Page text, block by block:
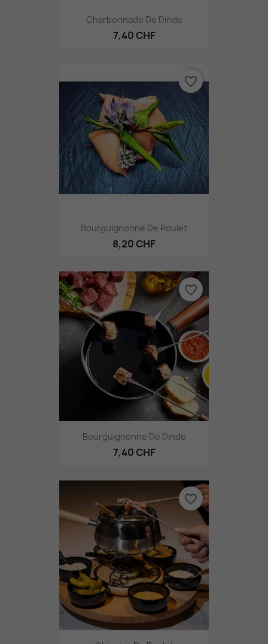
Charbonnade De Dinde
7,40 CHF
Bourguignonne De Poulet
8,20 CHF
favorite_border
Bourguignonne De Dinde
7,40 CHF
favorite_border
favorite_border